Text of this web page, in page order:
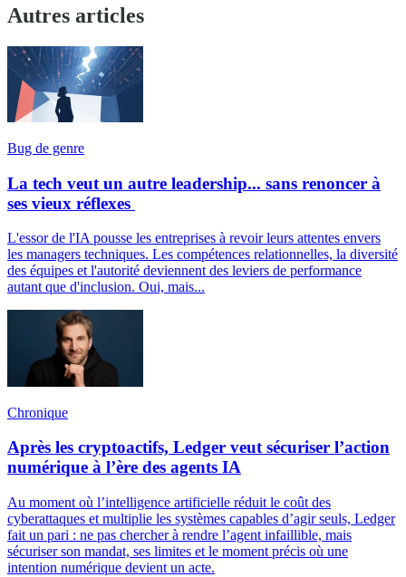
Autres articles
Bug de genre
La tech veut un autre leadership... sans renoncer à
ses vieux réflexes
L'essor de l'IA pousse les entreprises à revoir leurs attentes envers
les managers techniques. Les compétences relationnelles, la diversité
des équipes et l'autorité deviennent des leviers de performance
autant que d'inclusion. Oui, mais...
Chronique
Après les cryptoactifs, Ledger veut sécuriser l’action
numérique à l’ère des agents IA
Au moment où l’intelligence artificielle réduit le coût des
cyberattaques et multiplie les systèmes capables d’agir seuls, Ledger
fait un pari : ne pas chercher à rendre l’agent infaillible, mais
sécuriser son mandat, ses limites et le moment précis où une
intention numérique devient un acte.